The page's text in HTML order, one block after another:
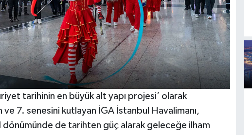
tarihinin en büyük alt yapı projesi’ olarak
ve 7. senesini kutlayan İGA İstanbul Havalimanı,
dönümünde de tarihten güç alarak geleceğe ilham